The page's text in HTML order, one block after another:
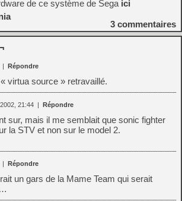
de ce système de Sega ici
3 commentaires
| Répondre
virtua source » retravaillé.
21:44 | Répondre
sur, mais il me semblait que sonic fighter
la STV et non sur le model 2.
| Répondre
un gars de la Mame Team qui serait